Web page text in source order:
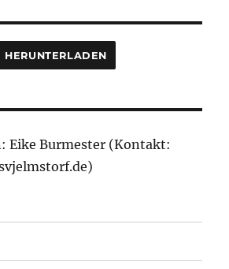
HERUNTERLADEN
Eike Burmester (Kontakt: